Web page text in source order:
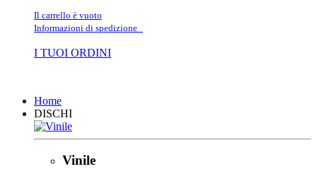
Il carrello è vuoto
Informazioni di spedizione
I TUOI ORDINI
Home
DISCHI
Vinile